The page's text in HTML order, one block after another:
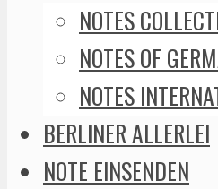
NOTES
NOTES OF
NOTES
BERLINER ALLERLEI
NOTE EINSENDEN